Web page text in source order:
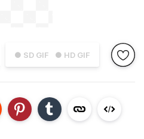
● SD GIF ● HD GIF